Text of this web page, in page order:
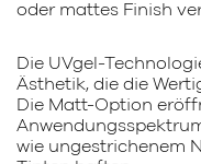
oder mattes Finish
Die UVgel-
Ästhetik, die die
Die Matt-Option
wie ungestrichenem